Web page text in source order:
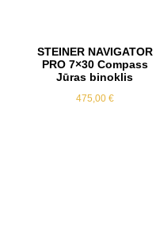
STEINER NAVIGATOR
PRO 7×30 Compass
Jūras binoklis
475,00 €